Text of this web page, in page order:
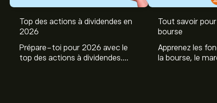
Top des actions à dividendes en
2026
Prépare-toi pour 2026 avec le
top des actions à dividendes.
Tout savoir
bourse
Apprenez les
la bourse, le